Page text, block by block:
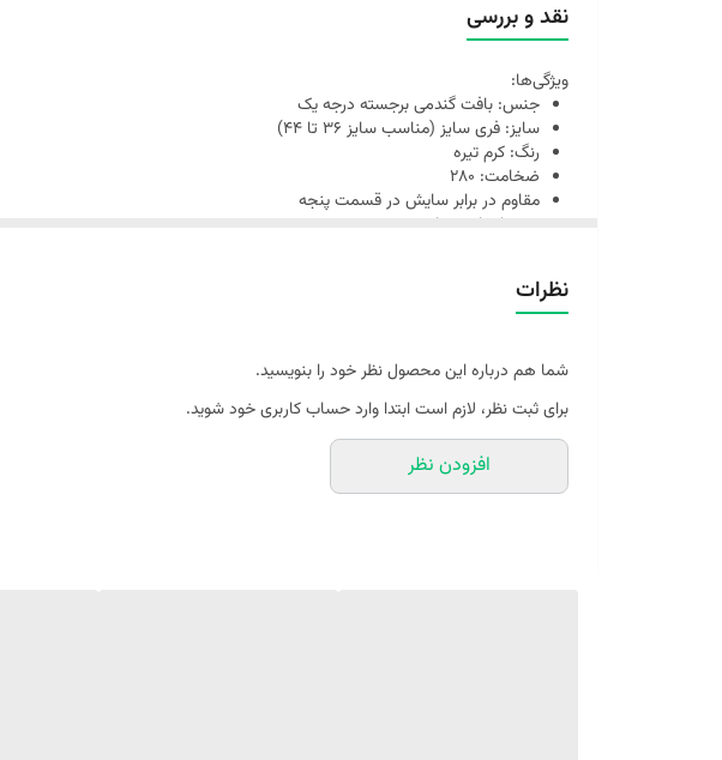
نقد و بررسی
ویژگی‌ها:
جنس: بافت گندمی برجسته درجه یک
سایز: فری سایز (مناسب سایز 36 تا 44)
رنگ: کرم تیره
ضخامت: 280
مقاوم در برابر سایش در قسمت پنجه
بدون ایجاد حساسیت پوستی
گارانتی شستشو
امکان خرید با اعتبار اسنپ پی
نظرات
شما هم درباره این محصول نظر خود را بنویسید.
برای ثبت نظر، لازم است ابتدا وارد حساب کاربری خود شوید.
افزودن نظر